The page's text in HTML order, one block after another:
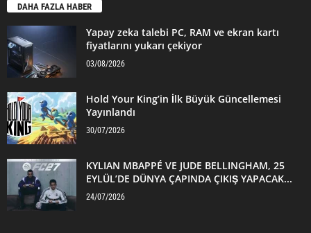
DAHA FAZLA HABER
Yapay zeka talebi PC, RAM ve ekran kartı
fiyatlarını yukarı çekiyor
03/08/2026
Hold Your King’in İlk Büyük Güncellemesi
Yayınlandı
30/07/2026
KYLIAN MBAPPÉ VE JUDE BELLINGHAM, 25
EYLÜL’DE DÜNYA ÇAPINDA ÇIKIŞ YAPACAK...
24/07/2026